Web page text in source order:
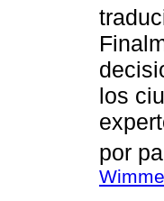
los
por